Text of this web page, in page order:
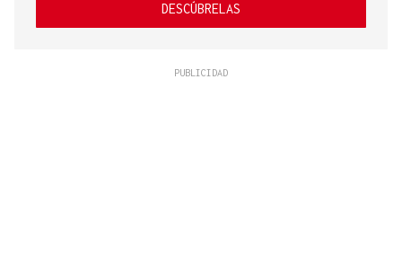
DESCÚBRELAS